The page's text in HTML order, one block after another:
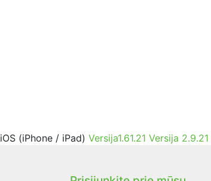
iOS (iPhone / iPad) Versija1.61.21 Versija 2.9.21